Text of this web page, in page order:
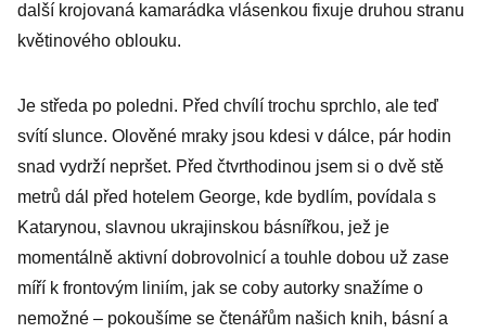
další krojovaná kamarádka vlásenkou fixuje druhou stranu
květinového oblouku.
Je středa po poledni. Před chvílí trochu sprchlo, ale teď
svítí slunce. Olověné mraky jsou kdesi v dálce, pár hodin
snad vydrží nepršet. Před čtvrthodinou jsem si o dvě stě
metrů dál před hotelem George, kde bydlím, povídala s
Katarynou, slavnou ukrajinskou básnířkou, jež je
momentálně aktivní dobrovolnicí a touhle dobou už zase
míří k frontovým liniím, jak se coby autorky snažíme o
nemožné – pokoušíme se čtenářům našich knih, básní a